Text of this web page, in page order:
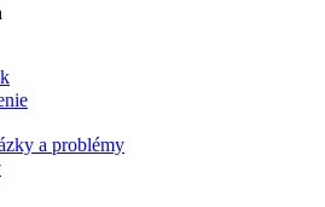
a problémy